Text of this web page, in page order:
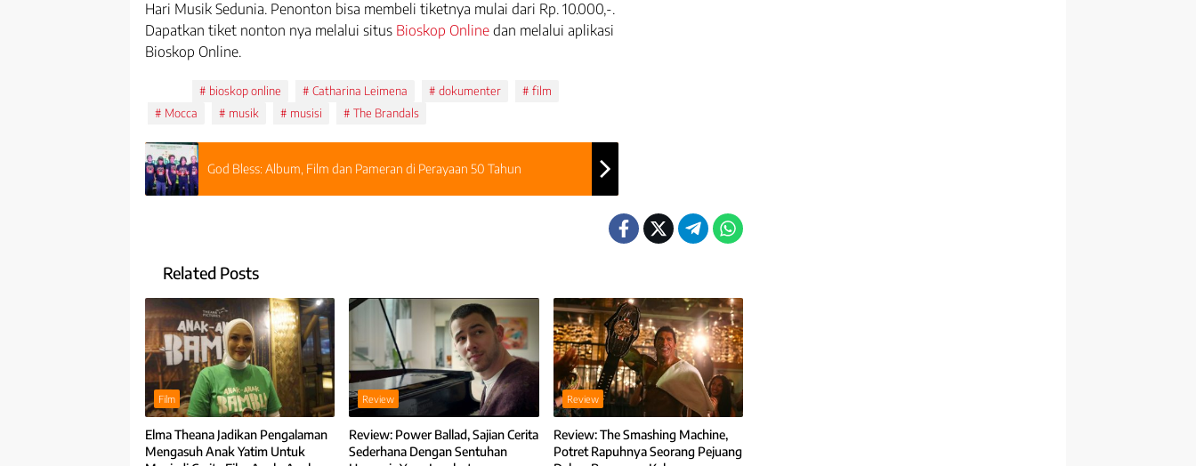
Hari Musik Sedunia. Penonton bisa membeli tiketnya mulai dari Rp. 10.000,-.
Dapatkan tiket nonton nya melalui situs Bioskop Online dan melalui aplikasi
Bioskop Online.
bioskop online Catharina Leimena dokumenter
film
Mocca
musik musisi The Brandals
God Bless: Album, Film dan Pameran di Perayaan 50 Tahun
Related Posts
Film
Elma Theana Jadikan Pengalaman
Mengasuh Anak Yatim Untuk
Review
Review: Power Ballad, Sajian Cerita
Sederhana Dengan Sentuhan
Review
Review: The Smashing Machine,
Potret Rapuhnya Seorang Pejuang